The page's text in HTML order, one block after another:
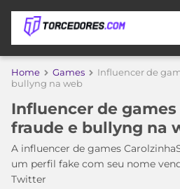
APOSTAS
DE
APOSTA
MELHORES
COPA
DO
MUNDO
Home Games
Influencer de
bullyng na web
Influencer de
fraude e bullyng na
A influencer de games
um perfil fake com seu nome
Twitter